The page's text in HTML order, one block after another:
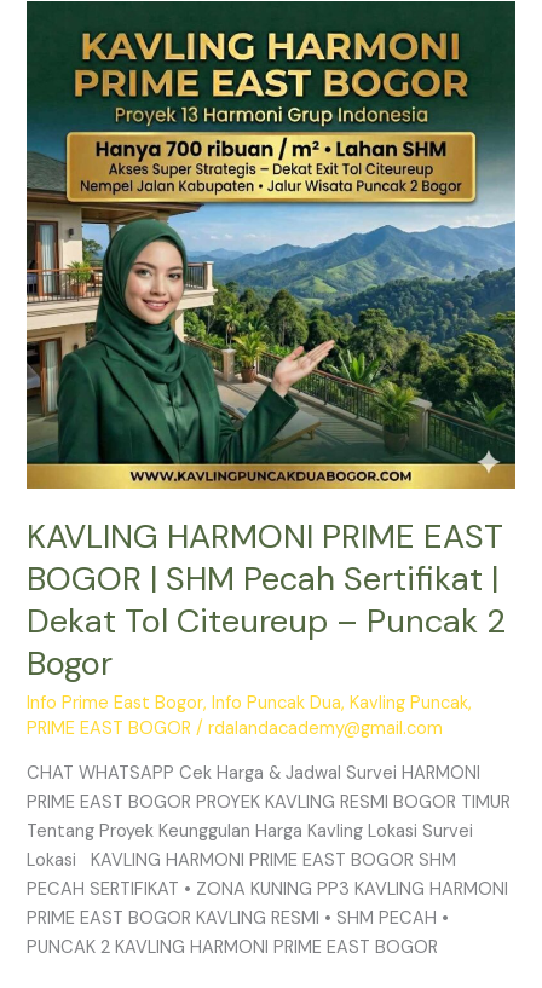
KAVLING HARMONI PRIME EAST
BOGOR | SHM Pecah Sertifikat |
Dekat Tol Citeureup – Puncak 2
Bogor
Info Prime East Bogor,Info Puncak Dua,Kavling Puncak,
PRIME EAST BOGOR /rdalandacademy@gmail.com
CHAT WHATSAPP Cek Harga & Jadwal Survei HARMONI
PRIME EAST BOGOR PROYEK KAVLING RESMI BOGOR TIMUR
Tentang Proyek Keunggulan Harga Kavling Lokasi Survei
Lokasi KAVLING HARMONI PRIME EAST BOGOR SHM
PECAH SERTIFIKAT • ZONA KUNING PP3 KAVLING HARMONI
PRIME EAST BOGOR KAVLING RESMI • SHM PECAH •
PUNCAK 2 KAVLING HARMONI PRIME EAST BOGOR
HARMONI
BOGOR
|
SHM
Pecah
Sertifikat
|
Dekat
Tol
Citeureup
–
Puncak
2